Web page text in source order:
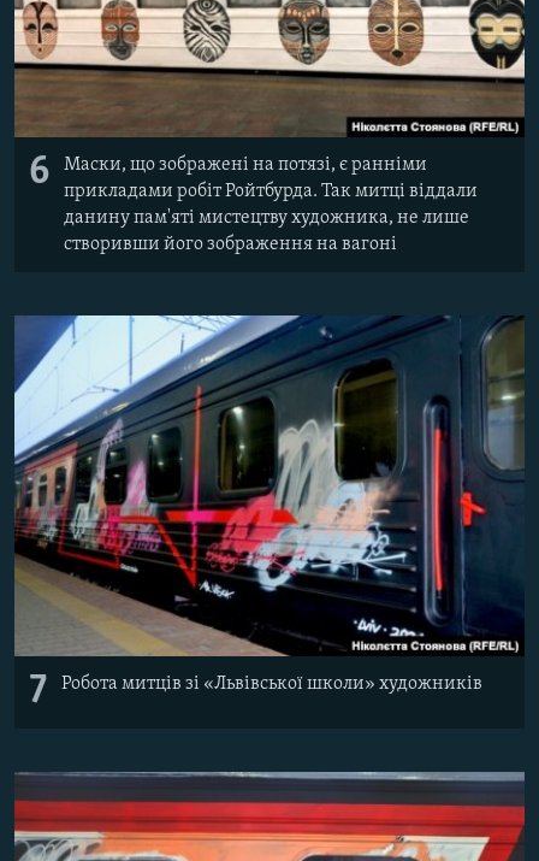
6
Маски, що зображені на потязі, є ранніми
прикладами робіт Ройтбурда. Так митці віддали
данину пам'яті мистецтву художника, не лише
створивши його зображення на вагоні
7 Робота митців зі «Львівської школи» художників